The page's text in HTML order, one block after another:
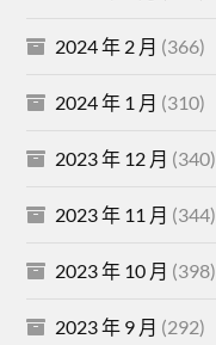
2024 年 2 月 (366)
2024 年 1 月 (310)
2023 年 12 月 (340)
2023 年 11 月 (344)
2023 年 10 月 (398)
2023 年 9 月 (292)